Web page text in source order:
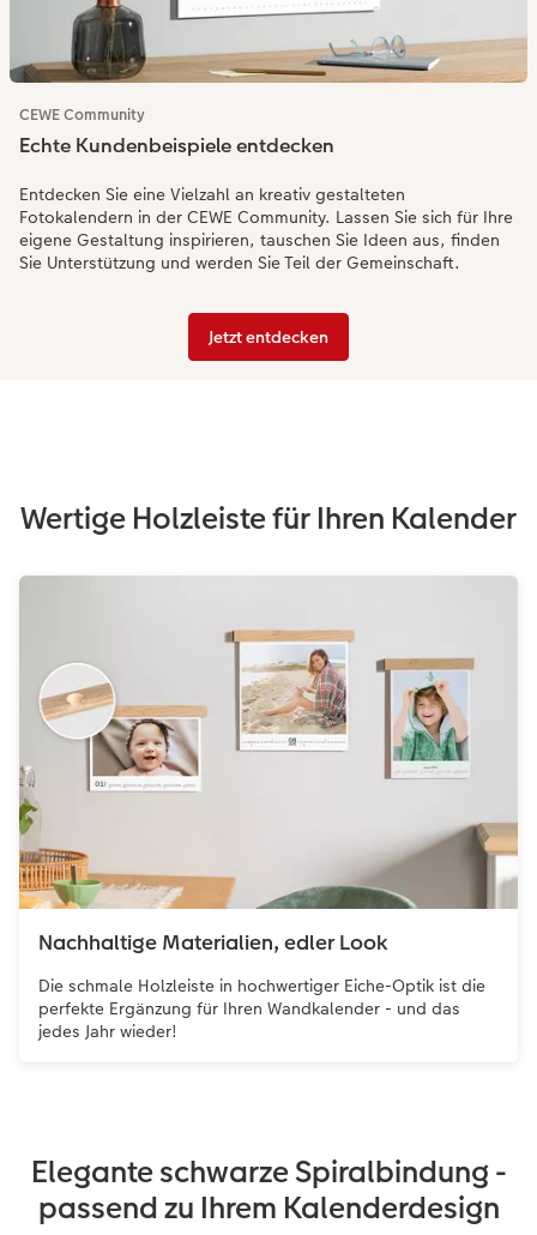
CEWE Community
Echte Kundenbeispiele entdecken
Entdecken Sie eine Vielzahl an kreativ gestalteten
Fotokalendern in der CEWE Community. Lassen Sie sich für Ihre
eigene Gestaltung inspirieren, tauschen Sie Ideen aus, finden
Sie Unterstützung und werden Sie Teil der Gemeinschaft.
Jetzt entdecken
Wertige Holzleiste für Ihren Kalender
Nachhaltige Materialien, edler Look
Die schmale Holzleiste in hochwertiger Eiche-Optik ist die
perfekte Ergänzung für Ihren Wandkalender - und das
jedes Jahr wieder!
Elegante schwarze Spiralbindung -
passend zu Ihrem Kalenderdesign